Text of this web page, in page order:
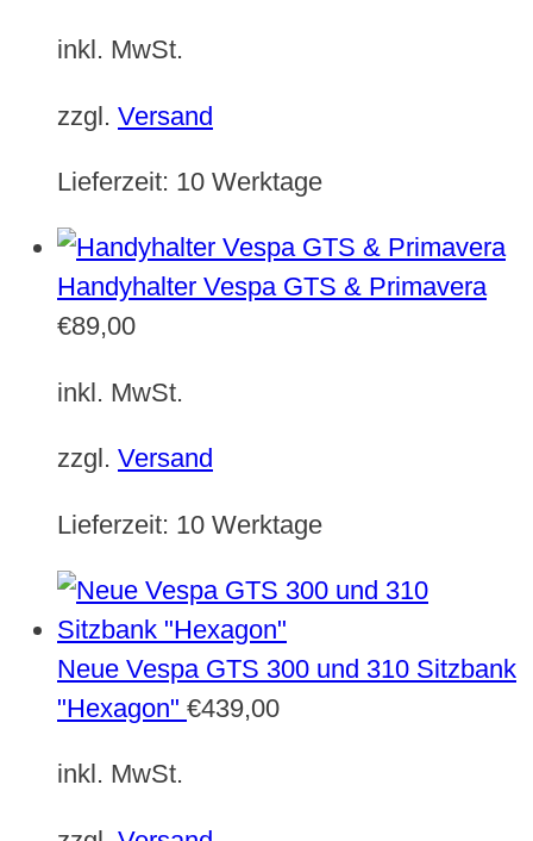
inkl. MwSt.
zzgl. Versand
Lieferzeit: 10 Werktage
Handyhalter Vespa GTS & Primavera
€89,00
inkl. MwSt.
zzgl. Versand
Lieferzeit: 10 Werktage
Neue Vespa GTS 300 und 310 Sitzbank
"Hexagon" €439,00
inkl. MwSt.